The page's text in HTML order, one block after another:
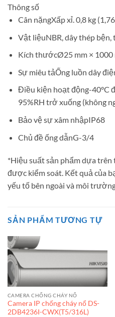
Thông số
Cân nặngXấp xỉ. 0,8 kg
Vật liệuNBR, dây thép bện,
Kích thướcØ25 mm × 1000
Sự miêu tảỐng luồn dây
Điều kiện hoạt động-40°C
95%RH trở xuống (không
Bảo vệ sự xâm nhậpIP68
Chủ đề ống dẫnG-3/4
*Hiệu suất sản phẩm dựa
được kiểm soát. Kết quả của
yếu tố bên ngoài và môi
SẢN PHẨM TƯƠNG TỰ
CAMERA CHỐNG CHÁY NỔ
Camera IP chống cháy nổ DS-
2DB4236I-CWX(T5/316L)